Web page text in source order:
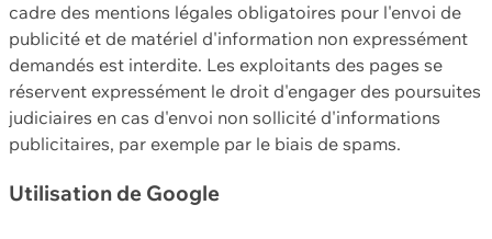
cadre des mentions légales obligatoires pour l'envoi de
publicité et de matériel d'information non expressément
demandés est interdite. Les exploitants des pages se
réservent expressément le droit d'engager des poursuites
judiciaires en cas d'envoi non sollicité d'informations
publicitaires, par exemple par le biais de spams.
Utilisation de Google